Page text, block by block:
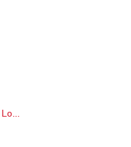
Tag: Perbedaan Webcam Logitech C270 vs C310